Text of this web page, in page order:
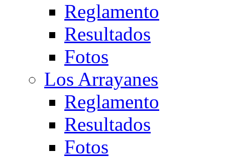
Reglamento
Resultados
Fotos
Los Arrayanes
Reglamento
Resultados
Fotos